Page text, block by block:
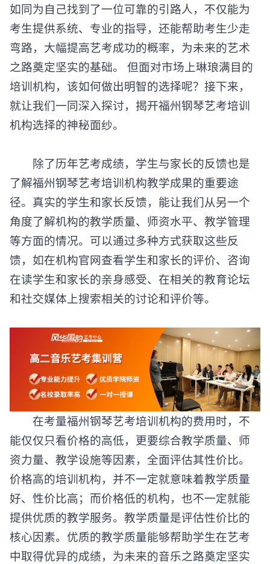
如同为自己找到了一位可靠的引路人，不仅能为
考生提供系统、专业的指导，还能帮助考生少走
弯路，大幅提高艺考成功的概率，为未来的艺术
之路奠定坚实的基础。 但面对市场上琳琅满目的
培训机构，该如何做出明智的选择呢？接下来，
就让我们一同深入探讨，揭开福州钢琴艺考培训
机构选择的神秘面纱。
除了历年艺考成绩，学生与家长的反馈也是
了解福州钢琴艺考培训机构教学成果的重要途
径。真实的学生和家长反馈，能让我们从另一个
角度了解机构的教学质量、师资水平、教学管理
等方面的情况。可以通过多种方式获取这些反
馈，如在机构官网查看学生和家长的评价、咨询
在读学生和家长的亲身感受、在相关的教育论坛
和社交媒体上搜索相关的讨论和评价等。
在考量福州钢琴艺考培训机构的费用时，不
能仅仅只看价格的高低，更要综合教学质量、师
资力量、教学设施等因素，全面评估其性价比。
价格高的培训机构，并不一定就意味着教学质量
好、性价比高；而价格低的机构，也不一定就能
提供优质的教学服务。​教学质量是评估性价比的
核心因素。优质的教学质量能够帮助学生在艺考
中取得优异的成绩，为未来的音乐之路奠定坚实